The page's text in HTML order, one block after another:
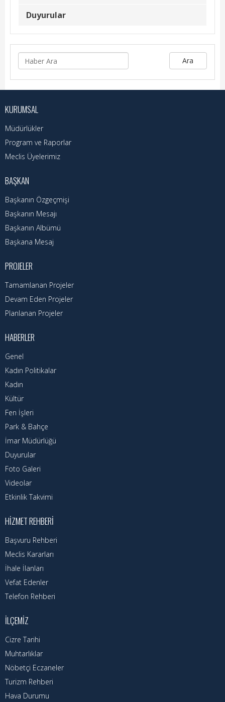
Faaliyet Raporu
Vefat Edenler
Telefon Rehberi
İlçemiz
Cizre Tarihi
Muhtarlıklar
Hava Durumu
Kadın
Duyurular
Ara
KURUMSAL
Müdürlükler
Program ve Raporlar
Meclis Üyelerimiz
BAŞKAN
Başkanın Özgeçmişi
Başkanın Mesajı
Başkanın Albümü
Başkana Mesaj
PROJELER
Tamamlanan Projeler
Devam Eden Projeler
Planlanan Projeler
HABERLER
Genel
Kadın Politikalar
Kadın
Kültür
Fen İşleri
Park & Bahçe
İmar Müdürlüğü
Duyurular
Foto Galeri
Videolar
Etkinlik Takvimi
HIZMET REHBERI
Başvuru Rehberi
Meclis Kararları
İhale İlanları
Vefat Edenler
Telefon Rehberi
İLÇEMIZ
Cizre Tarihi
Muhtarlıklar
Nöbetçi Eczaneler
Turizm Rehberi
Hava Durumu